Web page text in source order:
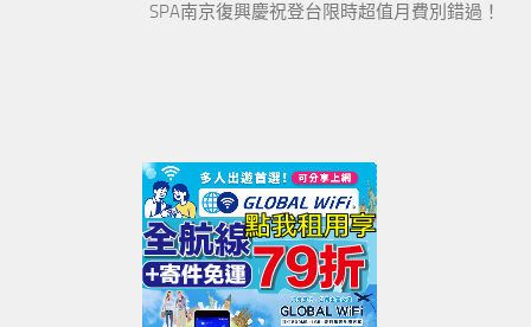
SPA南京復興慶祝登台限時超值月費別錯過！